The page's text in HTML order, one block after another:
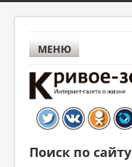
МЕНЮ
Поиск по сайту